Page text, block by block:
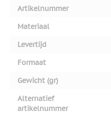
Artikelnummer
Materiaal
Levertijd
Formaat
Gewicht (gr)
Alternatief
artikelnummer